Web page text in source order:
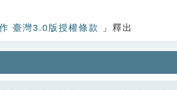
臺灣3.0版授權條款 」釋出